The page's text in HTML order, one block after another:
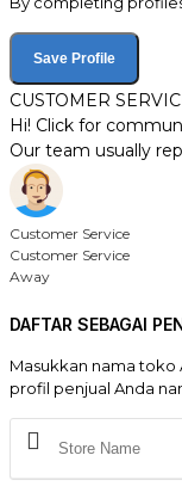
Save Profile
CUSTOMER
Hi! Click for
Our team usually
Customer Service
Customer Service
Away
DAFTAR SEBAGAI
Masukkan nama toko
profil penjual Anda